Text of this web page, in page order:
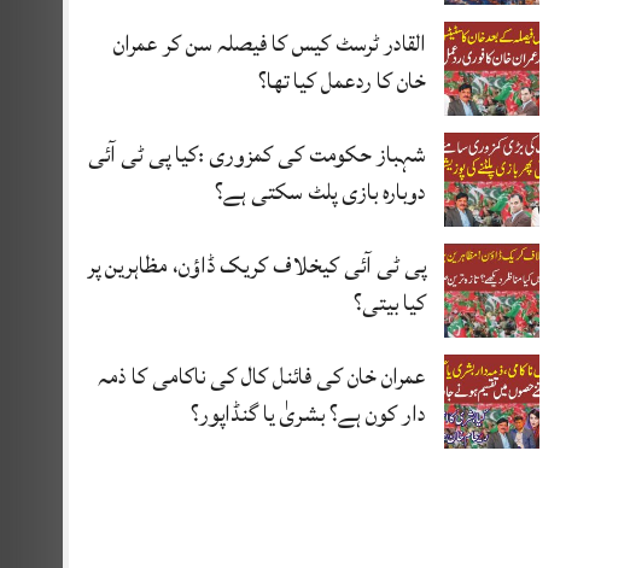
القادر ٹرسٹ کیس کا فیصلہ سن کر عمران
خان کا ردعمل کیا تھا؟
شہباز حکومت کی کمزوری :کیا پی ٹی آئی
دوبارہ بازی پلٹ سکتی ہے؟
پی ٹی آئی کیخلاف کریک ڈاؤن، مظاہرین پر
کیا بیتی؟
عمران خان کی فائنل کال کی ناکامی کا ذمہ
دار کون ہے؟ بشریٰ یا گنڈاپور؟